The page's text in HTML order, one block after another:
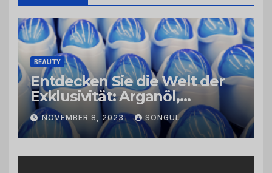
BEAUTY
Entdecken Sie die Welt der
Exklusivität: Arganöl,
Kaktusfeigenkernöl und
Schwarzkümmelöl von
vertrauenswürdigen
Großhändlern und Anbietern
NOVEMBER 8, 2023 SONGUL